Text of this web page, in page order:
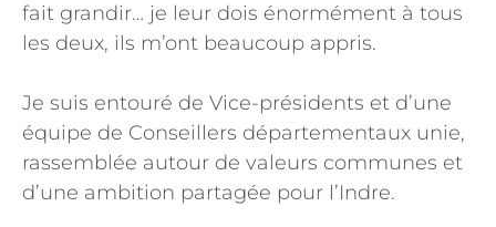
fait grandir… je leur dois énormément à tous
les deux, ils m’ont beaucoup appris.
Je suis entouré de Vice-présidents et d’une
équipe de Conseillers départementaux unie,
rassemblée autour de valeurs communes et
d’une ambition partagée pour l’Indre.